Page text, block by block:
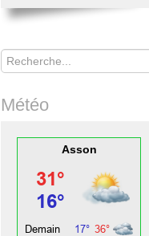
Rechercher
Météo
Asson